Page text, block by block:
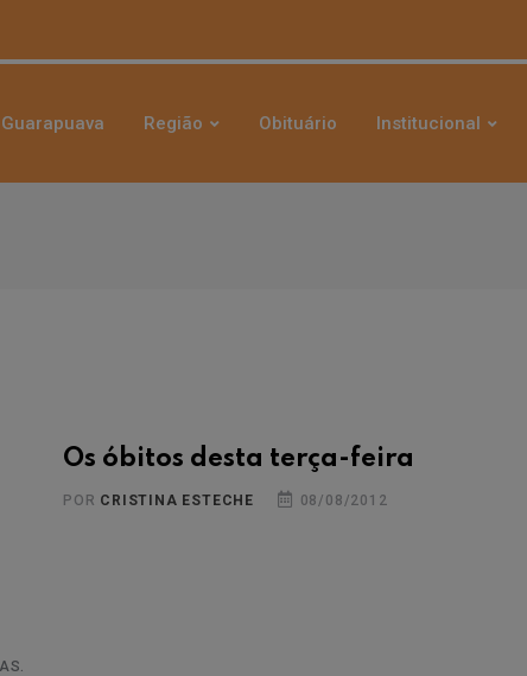
Guarapuava Região Obituário Institucional
Os óbitos desta terça-feira
POR CRISTINA ESTECHE 08/08/2012